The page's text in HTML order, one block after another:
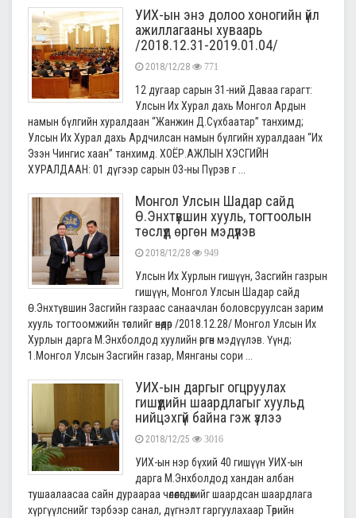
УИХ-ын энэ долоо хоногийн үйл
ажиллагааны хуваарь
/2018.12.31-2019.01.04/
2018/12/28 771
12 дугаар сарын 31-ний Даваа гарагт:
Улсын Их Хурал дахь Монгол Ардын
намын бүлгийн хуралдаан “Жанжин Д.Сүхбаатар” танхимд;
Улсын Их Хурал дахь Ардчилсан намын бүлгийн хуралдаан “Их
Эзэн Чингис хаан” танхимд. ХОЁР.АЖЛЫН ХЭСГИЙН
ХУРАЛДААН: 01 дүгээр сарын 03-ны Пүрэв г ...
Монгол Улсын Шадар сайд
Ө.Энхтүвшин хууль, тогтоолын
төслүүд өргөн мэдүүлэв
2018/12/28 949
Улсын Их Хурлын гишүүн, Засгийн газрын
гишүүн, Монгол Улсын Шадар сайд
Ө.Энхтүвшин Засгийн газраас санаачлан боловсруулсан зарим
хууль тогтоомжийн төслийг өнөөдөр /2018.12.28/ Монгол Улсын Их
Хурлын дарга М.Энхболдод хуулийн өргөн мэдүүлэв. Үүнд;
1.Монгол Улсын Засгийн газар, Мянганы сори ...
УИХ-ын даргыг огцруулах
гишүүдийн шаардлагыг хуульд
нийцэхгүй байна гэж үзлээ
2018/12/25 3016
УИХ-ын нэр бүхий 40 гишүүн УИХ-ын
дарга М.Энхболдод хандан албан
тушаалаасаа сайн дураараа чөлөөлөгдөхийг шаардсан шаардлага
хүргүүлснийг тэрбээр санал, дүгнэлт гаргуулахаар Төрийн